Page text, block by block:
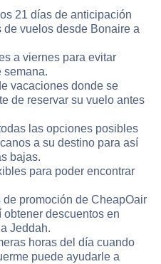
21 días de anticipación
de vuelos desde Bonaire a
a viernes para evitar
semana.
vacaciones donde se
de reservar su vuelo antes
las opciones posibles
a su destino para así
bajas.
para poder encontrar
promoción de CheapOair
descuentos en
Jeddah.
horas del día cuando
puede ayudarle a